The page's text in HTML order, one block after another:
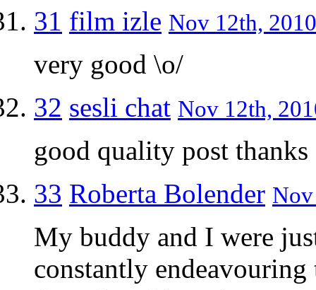
31 film izle Nov 12th,
very good \o/
32 sesli chat Nov 12th,
good quality post thanks
33 Roberta Bolender
My buddy and I were
constantly